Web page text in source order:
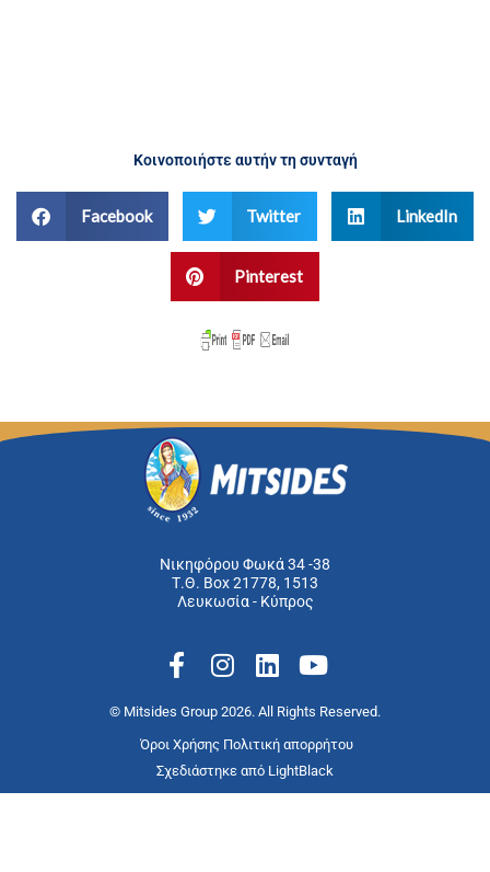
Κοινοποιήστε αυτήν τη συνταγή
Facebook Twitter LinkedIn
Pinterest
Νικηφόρου Φωκά 34 -38
Τ.Θ. Box 21778, 1513
Λευκωσία - Κύπρος
F
a
c
e
b
o
I
n
s
t
a
g
L
i
n
k
e
d
Y
o
u
t
u
b
© Mitsides Group 2026. All Rights Reserved.
Όροι Χρήσης Πολιτική απορρήτου
Σχεδιάστηκε από LightBlack